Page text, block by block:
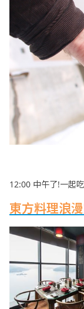
12:00 中午了!一起
東方料理浪